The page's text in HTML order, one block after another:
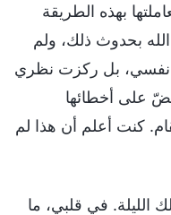
بهذه الطريقة
بحدوث ذلك، ولم
نفسي، بل ركزت نظري
على أخطائها
كنت أعلم أن هذا لم
في قلبي، ما